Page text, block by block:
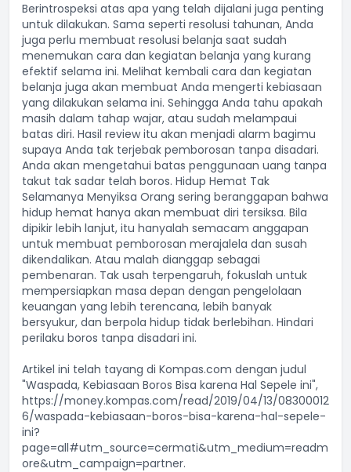
Berintrospeksi atas apa yang telah dijalani juga penting
untuk dilakukan. Sama seperti resolusi tahunan, Anda
juga perlu membuat resolusi belanja saat sudah
menemukan cara dan kegiatan belanja yang kurang
efektif selama ini. Melihat kembali cara dan kegiatan
belanja juga akan membuat Anda mengerti kebiasaan
yang dilakukan selama ini. Sehingga Anda tahu apakah
masih dalam tahap wajar, atau sudah melampaui
batas diri. Hasil review itu akan menjadi alarm bagimu
supaya Anda tak terjebak pemborosan tanpa disadari.
Anda akan mengetahui batas penggunaan uang tanpa
takut tak sadar telah boros. Hidup Hemat Tak
Selamanya Menyiksa Orang sering beranggapan bahwa
hidup hemat hanya akan membuat diri tersiksa. Bila
dipikir lebih lanjut, itu hanyalah semacam anggapan
untuk membuat pemborosan merajalela dan susah
dikendalikan. Atau malah dianggap sebagai
pembenaran. Tak usah terpengaruh, fokuslah untuk
mempersiapkan masa depan dengan pengelolaan
keuangan yang lebih terencana, lebih banyak
bersyukur, dan berpola hidup tidak berlebihan. Hindari
perilaku boros tanpa disadari ini.
Artikel ini telah tayang di Kompas.com dengan judul
"Waspada, Kebiasaan Boros Bisa karena Hal Sepele ini",
https://money.kompas.com/read/2019/04/13/08300012
6/waspada-kebiasaan-boros-bisa-karena-hal-sepele-
ini?
page=all#utm_source=cermati&utm_medium=readm
ore&utm_campaign=partner.